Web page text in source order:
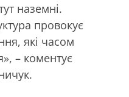
наземні.
провокує
які часом
– коментує